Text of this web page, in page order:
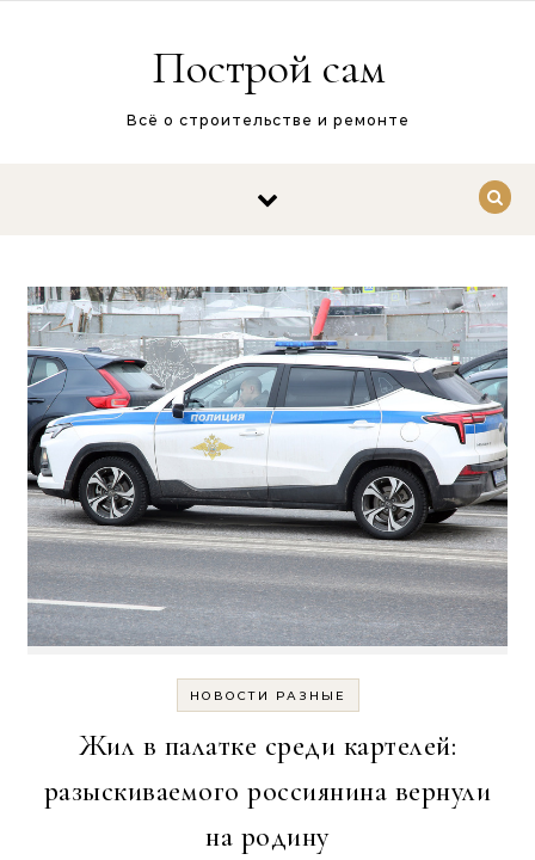
Построй сам
Всё о строительстве и ремонте
НОВОСТИ РАЗНЫЕ
Жил в палатке среди картелей:
разыскиваемого россиянина вернули
на родину